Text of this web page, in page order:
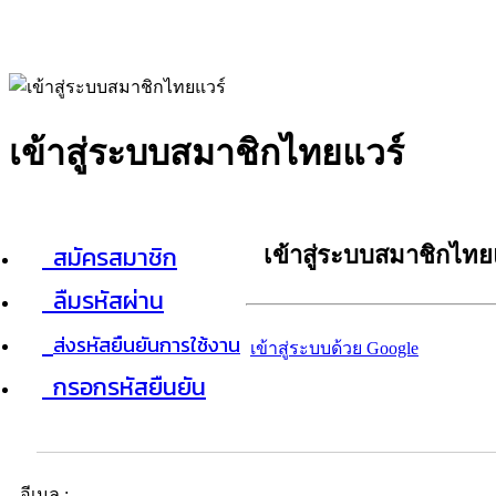
เข้าสู่ระบบสมาชิกไทยแวร์
สมัครสมาชิก
ลืมรหัสผ่าน
ส่งรหัสยืนยันการใช้งาน
กรอกรหัสยืนยัน
เข้าสู่ระบบสมาชิกไท
เข้าสู่ระบบด้วย Google